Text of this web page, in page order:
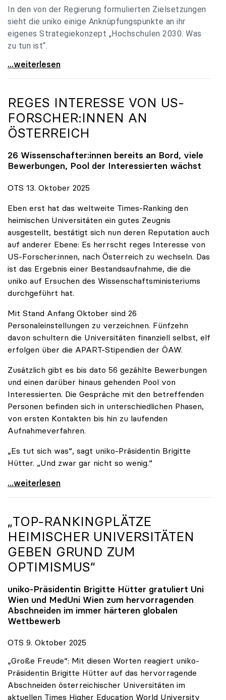
In den von der Regierung formulierten Zielsetzungen
sieht die uniko einige Anknüpfungspunkte an ihr
eigenes Strategiekonzept „Hochschulen 2030. Was
zu tun ist“.
Universitäten: Hochschulstrategie 2040 muss eine
...weiterlesen
REGES INTERESSE VON US-
FORSCHER:INNEN AN
ÖSTERREICH
26 Wissenschafter:innen bereits an Bord, viele
Bewerbungen, Pool der Interessierten wächst
OTS 13. Oktober 2025
Eben erst hat das weltweite Times-Ranking den
heimischen Universitäten ein gutes Zeugnis
ausgestellt, bestätigt sich nun deren Reputation auch
auf anderer Ebene: Es herrscht reges Interesse von
US-Forscher:innen, nach Österreich zu wechseln. Das
ist das Ergebnis einer Bestandsaufnahme, die die
uniko auf Ersuchen des Wissenschaftsministeriums
durchgeführt hat.
Mit Stand Anfang Oktober sind 26
Personaleinstellungen zu verzeichnen. Fünfzehn
davon schultern die Universitäten finanziell selbst, elf
erfolgen über die APART-Stipendien der ÖAW.
Zusätzlich gibt es bis dato 56 gezählte Bewerbungen
und einen darüber hinaus gehenden Pool von
Interessierten. Die Gespräche mit den betreffenden
Personen befinden sich in unterschiedlichen Phasen,
von ersten Kontakten bis hin zu laufenden
Aufnahmeverfahren.
„Es tut sich was“, sagt uniko-Präsidentin Brigitte
Hütter. „Und zwar gar nicht so wenig.“
Reges Interesse von US-Forscher:innen an
...weiterlesen
„TOP-RANKINGPLÄTZE
HEIMISCHER UNIVERSITÄTEN
GEBEN GRUND ZUM
OPTIMISMUS“
uniko-Präsidentin Brigitte Hütter gratuliert Uni
Wien und MedUni Wien zum hervorragenden
Abschneiden im immer härteren globalen
Wettbewerb
OTS 9. Oktober 2025
„Große Freude“: Mit diesen Worten reagiert uniko-
Präsidentin Brigitte Hütter auf das hervorragende
Abschneiden österreichischer Universitäten im
aktuellen Times Higher Education World University